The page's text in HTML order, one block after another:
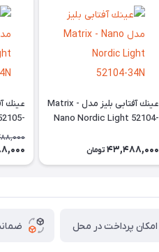
عينك آفتابی بليز مدل Matrix -
Nano Nordic Light 52104-
43,488,000 تومان
امکان پرداخت در محل